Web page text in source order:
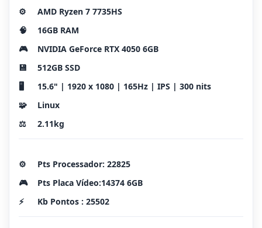
⚙️
AMD Ryzen 7 7735HS
🧠
16GB RAM
🎮
NVIDIA GeForce RTX 4050 6GB
💾
512GB SSD
🖥️
15.6" | 1920 x 1080 | 165Hz | IPS | 300 nits
🧩
Linux
⚖️
2.11kg
⚙️
Pts Processador: 22825
🎮
Pts Placa Vídeo:14374 6GB
⚡
Kb Pontos : 25502